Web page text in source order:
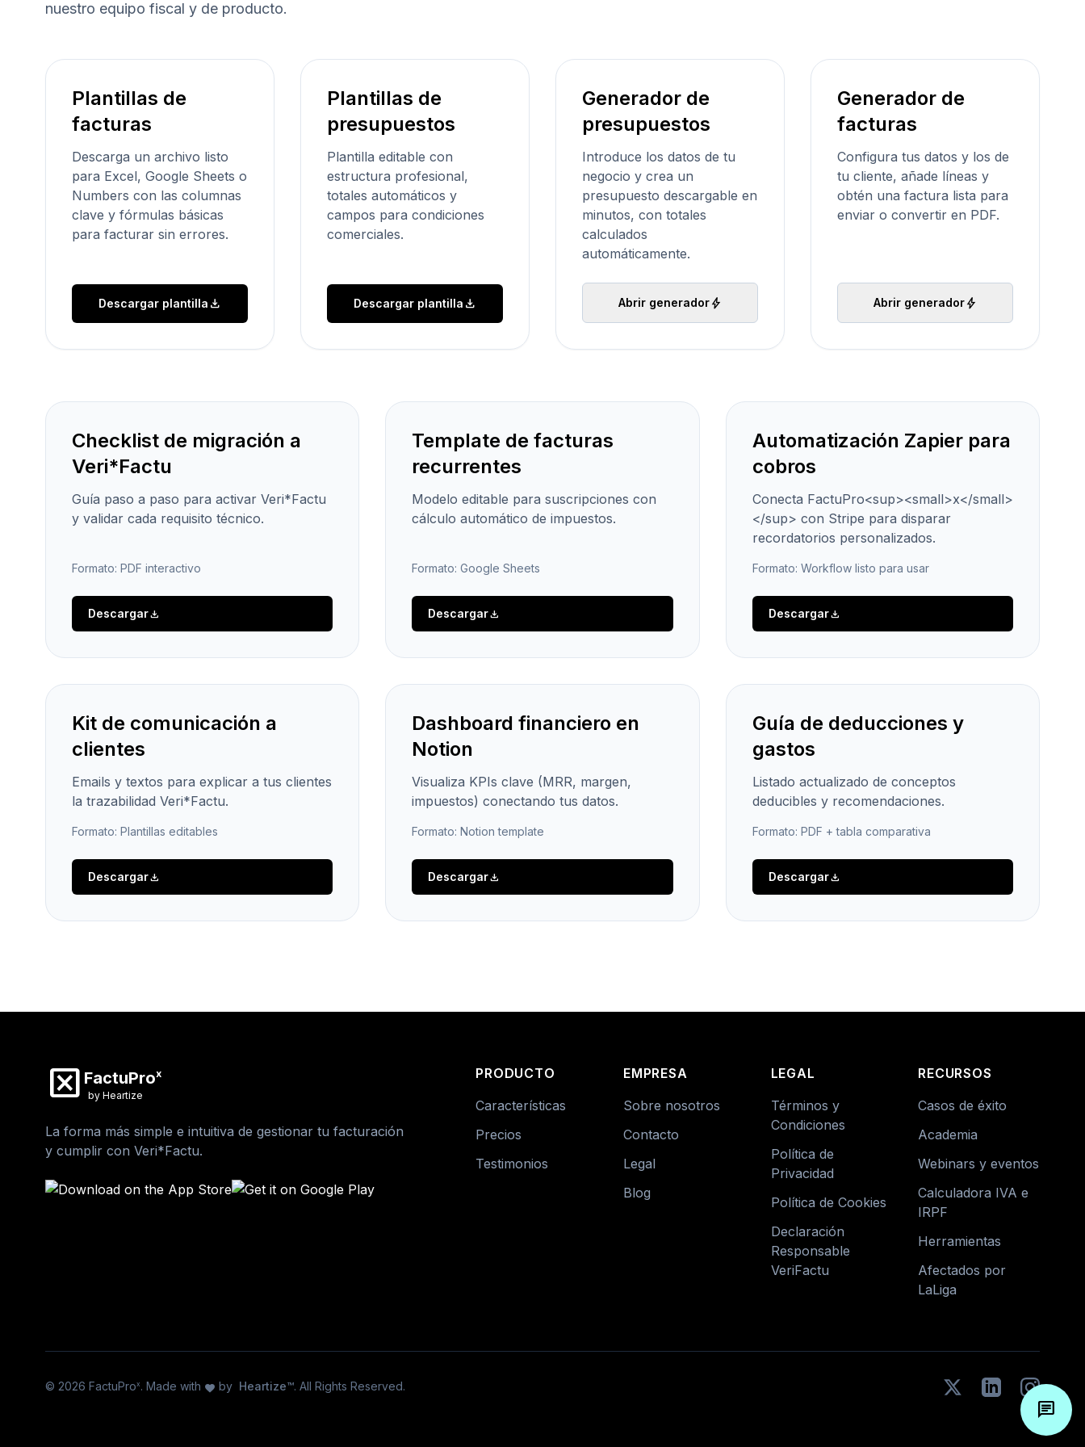
nuestro equipo fiscal y de producto.
Plantillas de
facturas
Descarga un archivo listo
para Excel, Google Sheets o
Numbers con las columnas
clave y fórmulas básicas
para facturar sin errores.
Descargar plantilla download
Plantillas de
presupuestos
Plantilla editable con
estructura profesional,
totales automáticos y
campos para condiciones
comerciales.
Descargar plantilla download
Generador de
presupuestos
Introduce los datos de tu
negocio y crea un
presupuesto descargable en
minutos, con totales
calculados
automáticamente.
Abrir generadorbolt
Generador de
facturas
Configura tus datos y los de
tu cliente, añade líneas y
obtén una factura lista para
enviar o convertir en PDF.
Abrir generadorbolt
Checklist de migración a
Veri*Factu
Guía paso a paso para activar Veri*Factu
y validar cada requisito técnico.
Formato: PDF interactivo
Descargardownload
Template de facturas
recurrentes
Modelo editable para suscripciones con
cálculo automático de impuestos.
Formato: Google Sheets
Descargardownload
Automatización Zapier para
cobros
Conecta FactuPro<sup><small>x</small>
</sup> con Stripe para disparar
recordatorios personalizados.
Formato: Workflow listo para usar
Descargardownload
Kit de comunicación a
clientes
Emails y textos para explicar a tus clientes
la trazabilidad Veri*Factu.
Formato: Plantillas editables
Descargardownload
Dashboard financiero en
Notion
Visualiza KPIs clave (MRR, margen,
impuestos) conectando tus datos.
Formato: Notion template
Descargardownload
Guía de deducciones y
gastos
Listado actualizado de conceptos
deducibles y recomendaciones.
Formato: PDF + tabla comparativa
Descargardownload
disabled_by_default FactuProx
by Heartize
La forma más simple e intuitiva de gestionar tu facturación
y cumplir con Veri*Factu.
PRODUCTO
Características
Precios
Testimonios
EMPRESA
Sobre nosotros
Contacto
Legal
Blog
LEGAL
Términos y
Condiciones
Política de
Privacidad
Política de Cookies
Declaración
Responsable
VeriFactu
RECURSOS
Casos de éxito
Academia
Webinars y eventos
Calculadora IVA e
IRPF
Herramientas
Afectados por
LaLiga
© 2026 FactuProx . Made with favorite by Heartize™. All Rights Reserved.
chat